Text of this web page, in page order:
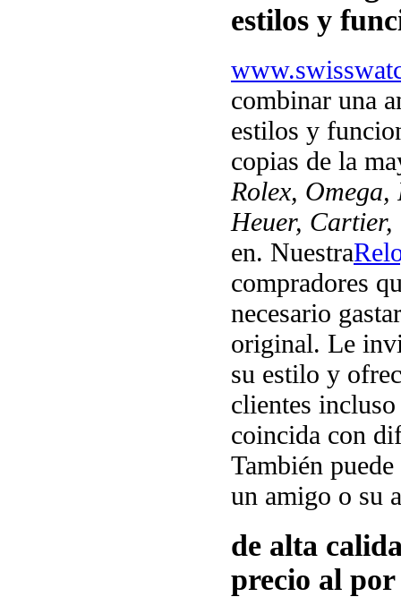
estilos y
combinar una
estilos y
copias de la
Rolex,
Heuer,
en. Nuestra
compradores
necesario
original. Le
su estilo y
clientes
coincida con
También
un amigo o su
de alta
precio al